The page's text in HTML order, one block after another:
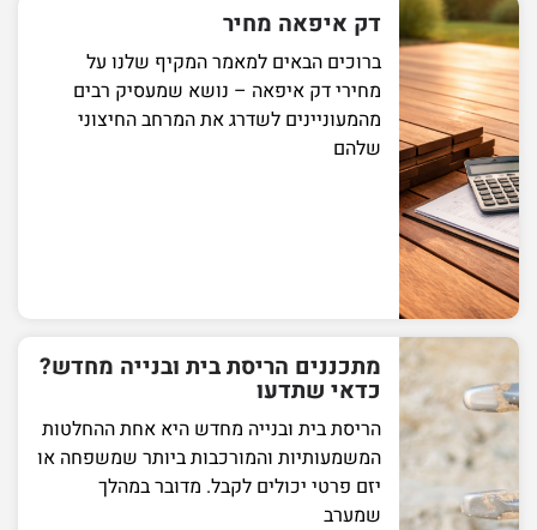
דק איפאה מחיר
ברוכים הבאים למאמר המקיף שלנו על
מחירי דק איפאה – נושא שמעסיק רבים
מהמעוניינים לשדרג את המרחב החיצוני
שלהם
מתכננים הריסת בית ובנייה מחדש?
כדאי שתדעו
הריסת בית ובנייה מחדש היא אחת ההחלטות
המשמעותיות והמורכבות ביותר שמשפחה או
יזם פרטי יכולים לקבל. מדובר במהלך
שמערב